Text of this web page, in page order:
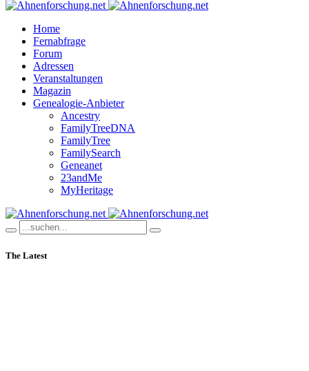
Home
Fernabfrage
Forum
Adressen
Veranstaltungen
Magazin
Genealogie-Anbieter
Ancestry
FamilyTreeDNA
FamilyTree
FamilySearch
Geneanet
23andMe
MyHeritage
The Latest